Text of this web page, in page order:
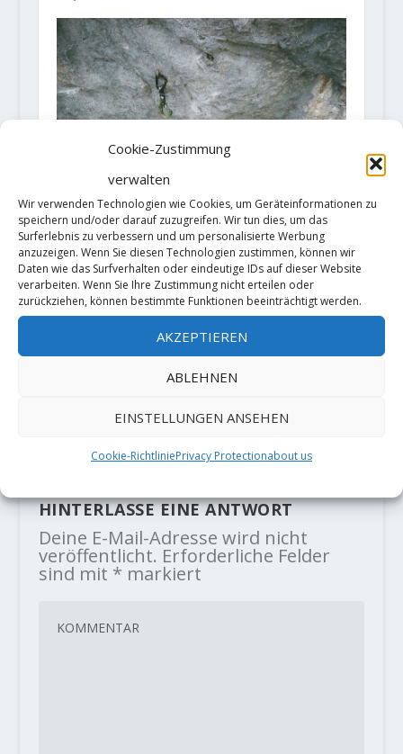
Cookie-Zustimmung
verwalten
Wir verwenden Technologien wie Cookies, um Geräteinformationen zu
speichern und/oder darauf zuzugreifen. Wir tun dies, um das
Surferlebnis zu verbessern und um personalisierte Werbung
anzuzeigen. Wenn Sie diesen Technologien zustimmen, können wir
Daten wie das Surfverhalten oder eindeutige IDs auf dieser Website
verarbeiten. Wenn Sie Ihre Zustimmung nicht erteilen oder
zurückziehen, können bestimmte Funktionen beeinträchtigt werden.
AKZEPTIEREN
ABLEHNEN
EINSTELLUNGEN ANSEHEN
Cookie-RichtliniePrivacy Protectionabout us
FA “Sprengstoff” aka the
“Lorünser Projekt” (9a) by Jacopo
1. Dezember 2020
HINTERLASSE EINE ANTWORT
Deine E-Mail-Adresse wird nicht
veröffentlicht. Erforderliche Felder
sind mit * markiert